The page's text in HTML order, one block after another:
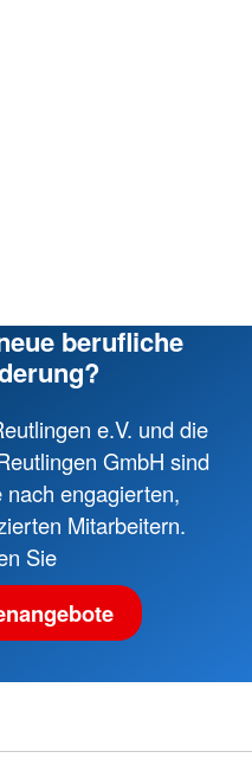
berufliche
e.V. und die
GmbH sind
engagierten,
Mitarbeitern.
Sie